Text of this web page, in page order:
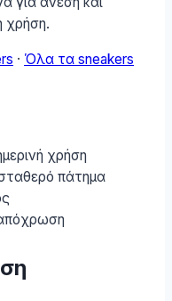
χρήση.
· Όλα τα sneakers
χρήση
πάτημα